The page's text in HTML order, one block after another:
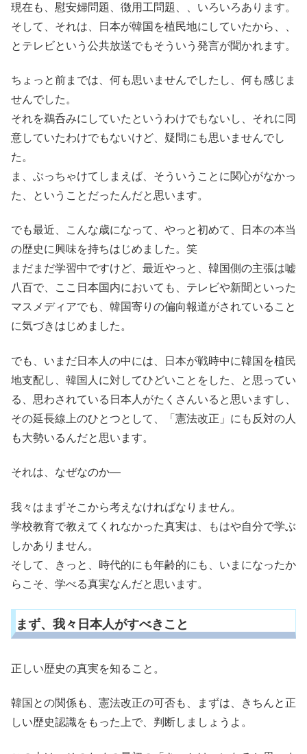
現在も、慰安婦問題、徴用工問題、、いろいろあります。
そして、それは、日本が韓国を植民地にしていたから、、
とテレビという公共放送でもそういう発言が聞かれます。
ちょっと前までは、何も思いませんでしたし、何も感じま
せんでした。
それを鵜呑みにしていたというわけでもないし、それに同
意していたわけでもないけど、疑問にも思いませんでし
た。
ま、ぶっちゃけてしまえば、そういうことに関心がなかっ
た、ということだったんだと思います。
でも最近、こんな歳になって、やっと初めて、日本の本当
の歴史に興味を持ちはじめました。笑
まだまだ学習中ですけど、最近やっと、韓国側の主張は嘘
八百で、ここ日本国内においても、テレビや新聞といった
マスメディアでも、韓国寄りの偏向報道がされていること
に気づきはじめました。
でも、いまだ日本人の中には、日本が戦時中に韓国を植民
地支配し、韓国人に対してひどいことをした、と思ってい
る、思わされている日本人がたくさんいると思いますし、
その延長線上のひとつとして、「憲法改正」にも反対の人
も大勢いるんだと思います。
それは、なぜなのか―
我々はまずそこから考えなければなりません。
学校教育で教えてくれなかった真実は、もはや自分で学ぶ
しかありません。
そして、きっと、時代的にも年齢的にも、いまになったか
らこそ、学べる真実なんだと思います。
まず、我々日本人がすべきこと
正しい歴史の真実を知ること。
韓国との関係も、憲法改正の可否も、まずは、きちんと正
しい歴史認識をもった上で、判断しましょうよ。